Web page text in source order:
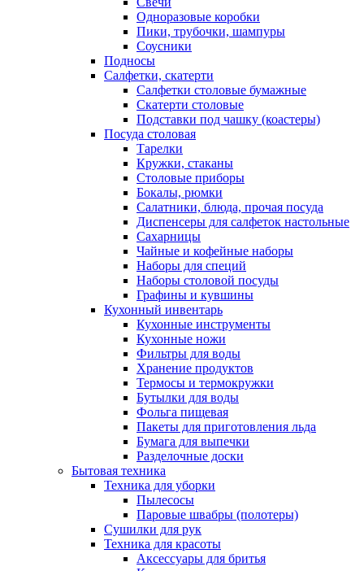
Одноразовые коробки
Пики, трубочки, шампуры
Соусники
Подносы
Салфетки, скатерти
Салфетки столовые бумажные
Скатерти столовые
Подставки под чашку (коастеры)
Посуда столовая
Тарелки
Кружки, стаканы
Столовые приборы
Бокалы, рюмки
Салатники, блюда, прочая посуда
Диспенсеры для салфеток настольные
Сахарницы
Чайные и кофейные наборы
Наборы для специй
Наборы столовой посуды
Графины и кувшины
Кухонный инвентарь
Кухонные инструменты
Кухонные ножи
Фильтры для воды
Хранение продуктов
Термосы и термокружки
Бутылки для воды
Фольга пищевая
Пакеты для приготовления льда
Бумага для выпечки
Разделочные доски
Бытовая техника
Техника для уборки
Пылесосы
Паровые швабры (полотеры)
Сушилки для рук
Техника для красоты
Аксессуары для бритья